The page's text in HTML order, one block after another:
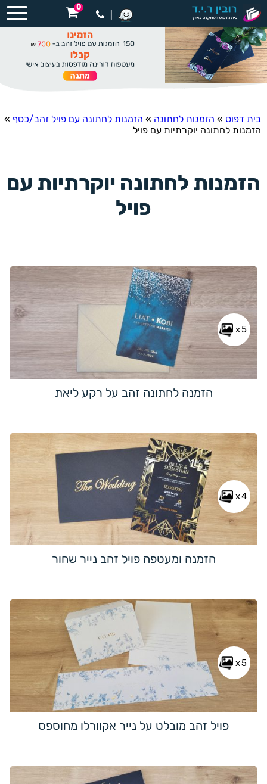
0
בית דפוס » הזמנות לחתונה » הזמנות לחתונה עם פויל זהב/כסף »
הזמנות לחתונה יוקרתיות עם פויל
הזמנות לחתונה יוקרתיות עם
פויל
x5
הזמנה לחתונה זהב על רקע ליאת
x4
הזמנה ומעטפה פויל זהב נייר שחור
x5
פויל זהב מובלט על נייר אקוורלו מחוספס